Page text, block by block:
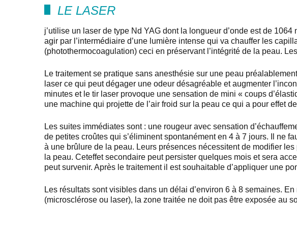
LE LASER
j’utilise un laser de type Nd YAG dont la longueur d’onde est de
agir par l’intermédiaire d’une lumière intense qui va chauffer les
(photothermocoagulation) ceci en préservant l’intégrité de la peau.
Le traitement se pratique sans anesthésie sur une peau
laser ce qui peut dégager une odeur désagréable et augmenter
minutes et le tir laser provoque une sensation de mini « coups
une machine qui projette de l’air froid sur la peau ce qui a pour effet
Les suites immédiates sont : une rougeur avec sensation
de petites croûtes qui s’éliminent spontanément en 4 à 7 jours. Il ne
à une brûlure de la peau. Leurs présences nécessitent de modifier
la peau. Ceteffet secondaire peut persister quelques mois et sera
peut survenir. Après le traitement il est souhaitable d’appliquer une
Les résultats sont visibles dans un délai d’environ 6 à 8 semaines.
(microsclérose ou laser), la zone traitée ne doit pas être exposée au